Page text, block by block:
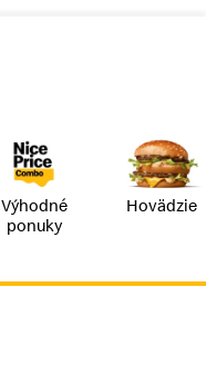
Výhodné
ponuky
Hovädzie